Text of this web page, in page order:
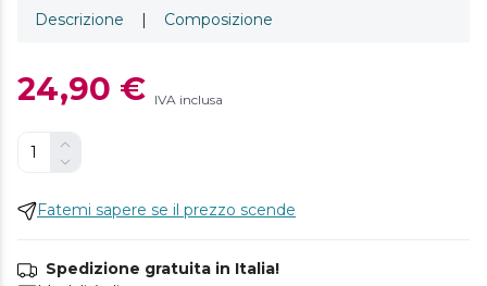
Descrizione | Composizione
24,90 € IVA inclusa
Fatemi sapere se il prezzo scende
Spedizione gratuita in Italia!